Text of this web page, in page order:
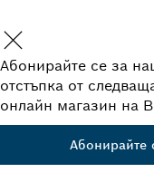
Абонирайте се за
отстъпка от
онлайн магазин на
Абонирайте